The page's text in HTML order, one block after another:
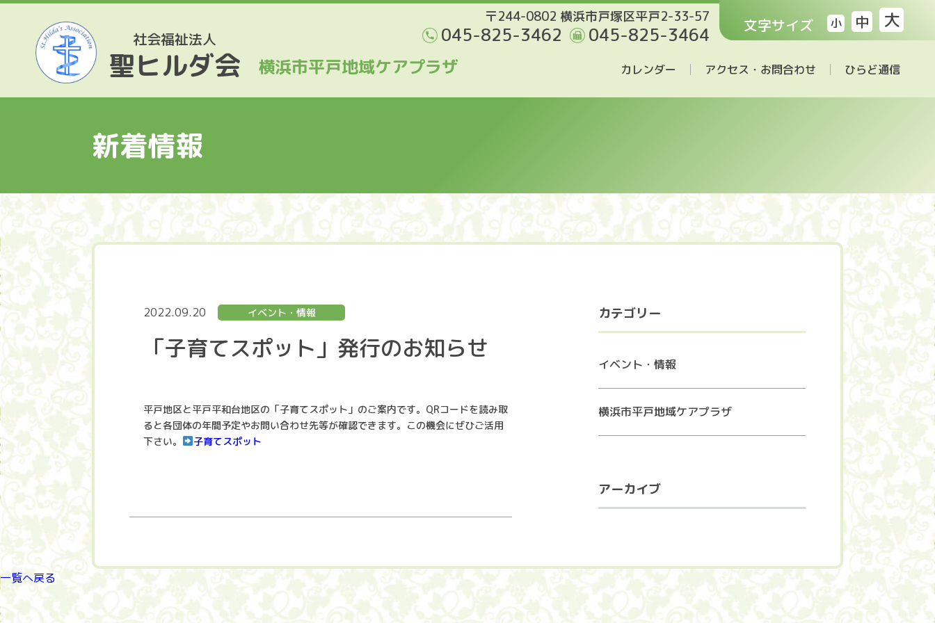
社会福祉法人
聖ヒルダ会 横浜市平戸地域ケアプラザ カレンダー アクセス・お問合わせ ひらど通信
〒244-0802 横浜市戸塚区平戸2-33-57
045-825-3462 045-825-3464 文字サイズ 小 中 大
新着情報
2022.09.20 イベント・情報
「子育てスポット」発行のお知らせ
平戸地区と平戸平和台地区の「子育てスポット」のご案内です。QRコードを読み取
ると各団体の年間予定やお問い合わせ先等が確認できます。この機会にぜひご活用
下さい。
子育てスポット
カテゴリー
イベント・情報
横浜市平戸地域ケアプラザ
アーカイブ
一覧へ戻る